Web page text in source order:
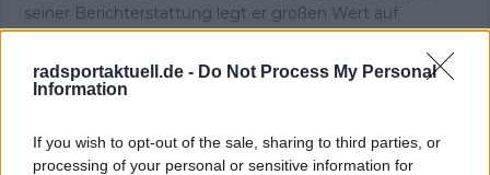
radsportaktuell.de - Do Not Process My Personal
Information
If you wish to opt-out of the sale, sharing to third parties, or
processing of your personal or sensitive information for
seiner Berichterstattung legt er großen Wert auf
sorgfältige Quellenprüfung, präzise Einordnung und
Informationen vorliegen.